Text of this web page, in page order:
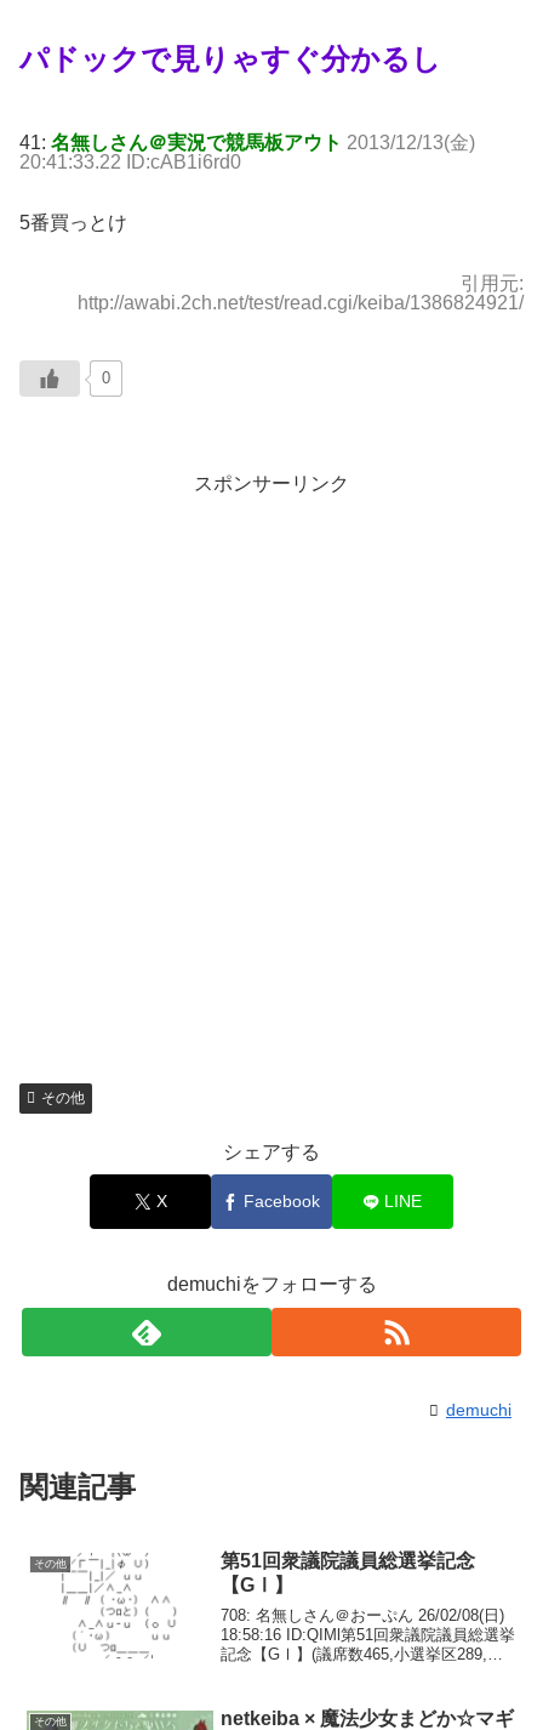
パドックで見りゃすぐ分かるし
41: 名無しさん＠実況で競馬板アウト 2013/12/13(金)
20:41:33.22 ID:cAB1i6rd0
5番買っとけ
引用元:
http://awabi.2ch.net/test/read.cgi/keiba/1386824921/
0
スポンサーリンク
その他
シェアする
X Facebook LINE
demuchiをフォローする
demuchi
関連記事
その他
第51回衆議院議員総選挙記念
【GⅠ】
708: 名無しさん＠おーぷん 26/02/08(日)
18:58:16 ID:QIMl第51回衆議院議員総選挙
記念【GⅠ】(議席数465,小選挙区289,比
その他
netkeiba × 魔法少女まどか☆マギ